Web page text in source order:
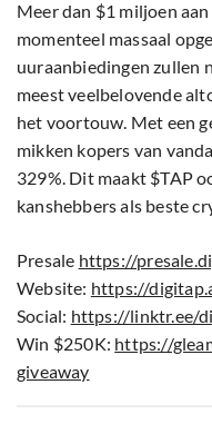
Presalehttps://
Website:https://
Social:https://linktr.ee/
Win $250K:https://
giveaway
verantwoordelijk voor
van de verstrekte
financieel advies.
brengt aanzienlijke
risico op verlies van uw